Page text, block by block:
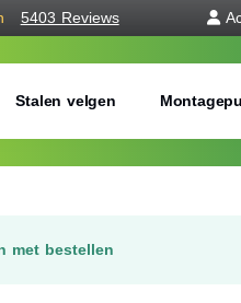
5403 Reviews
Stalen velgen
met bestellen